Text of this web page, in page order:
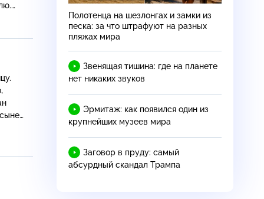
Полотенца на шезлонгах и замки из
песка: за что штрафуют на разных
пляжах мира
Звенящая тишина: где на планете
нет никаких звуков
Эрмитаж: как появился один из
крупнейших музеев мира
Заговор в пруду: самый
абсурдный скандал Трампа